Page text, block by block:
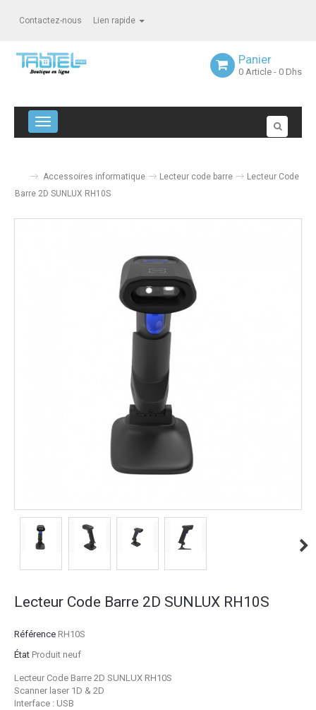
Contactez-nous Lien rapide
Panier
0 Article - 0 Dhs
Navigation bascule
Accessoires informatique Lecteur code barre
Lecteur Code
Barre 2D SUNLUX RH10S
Lecteur Code Barre 2D SUNLUX RH10S
Référence RH10S
État Produit neuf
Lecteur Code Barre 2D SUNLUX RH10S
Scanner laser 1D & 2D
Interface : USB